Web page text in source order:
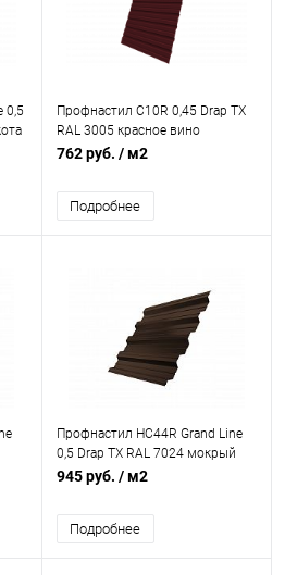
0,5
Профнастил С10R 0,45 Drap TX
RAL 3005 красное вино
762 руб. / м2
Подробнее
Профнастил НС44R Grand Line
0,5 Drap TX RAL 7024 мокрый
асфальт
945 руб. / м2
Подробнее